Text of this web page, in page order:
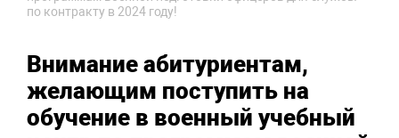
по контракту в 2024 году!
Внимание абитуриентам,
желающим поступить на
обучение в военный учебный